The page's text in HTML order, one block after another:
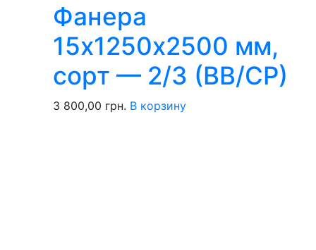
Фанера
15х1250х2500 мм,
сорт — 2/3 (ВВ/СР)
3 800,00 грн. В корзину